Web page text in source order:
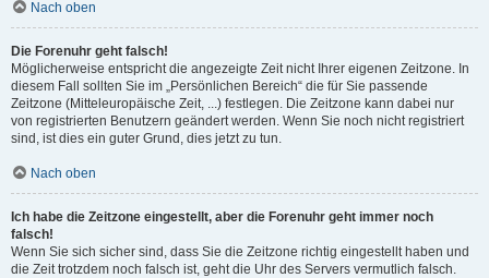
Nach oben
Die Forenuhr geht falsch!
Möglicherweise entspricht die angezeigte Zeit nicht Ihrer eigenen Zeitzone. In
diesem Fall sollten Sie im „Persönlichen Bereich“ die für Sie passende
Zeitzone (Mitteleuropäische Zeit, ...) festlegen. Die Zeitzone kann dabei nur
von registrierten Benutzern geändert werden. Wenn Sie noch nicht registriert
sind, ist dies ein guter Grund, dies jetzt zu tun.
Nach oben
Ich habe die Zeitzone eingestellt, aber die Forenuhr geht immer noch
falsch!
Wenn Sie sich sicher sind, dass Sie die Zeitzone richtig eingestellt haben und
die Zeit trotzdem noch falsch ist, geht die Uhr des Servers vermutlich falsch.